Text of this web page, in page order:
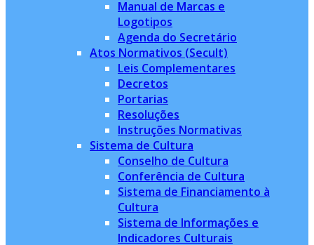
Manual de Marcas e
Logotipos
Agenda do Secretário
Atos Normativos (Secult)
Leis Complementares
Decretos
Portarias
Resoluções
Instruções Normativas
Sistema de Cultura
Conselho de Cultura
Conferência de Cultura
Sistema de Financiamento à
Cultura
Sistema de Informações e
Indicadores Culturais